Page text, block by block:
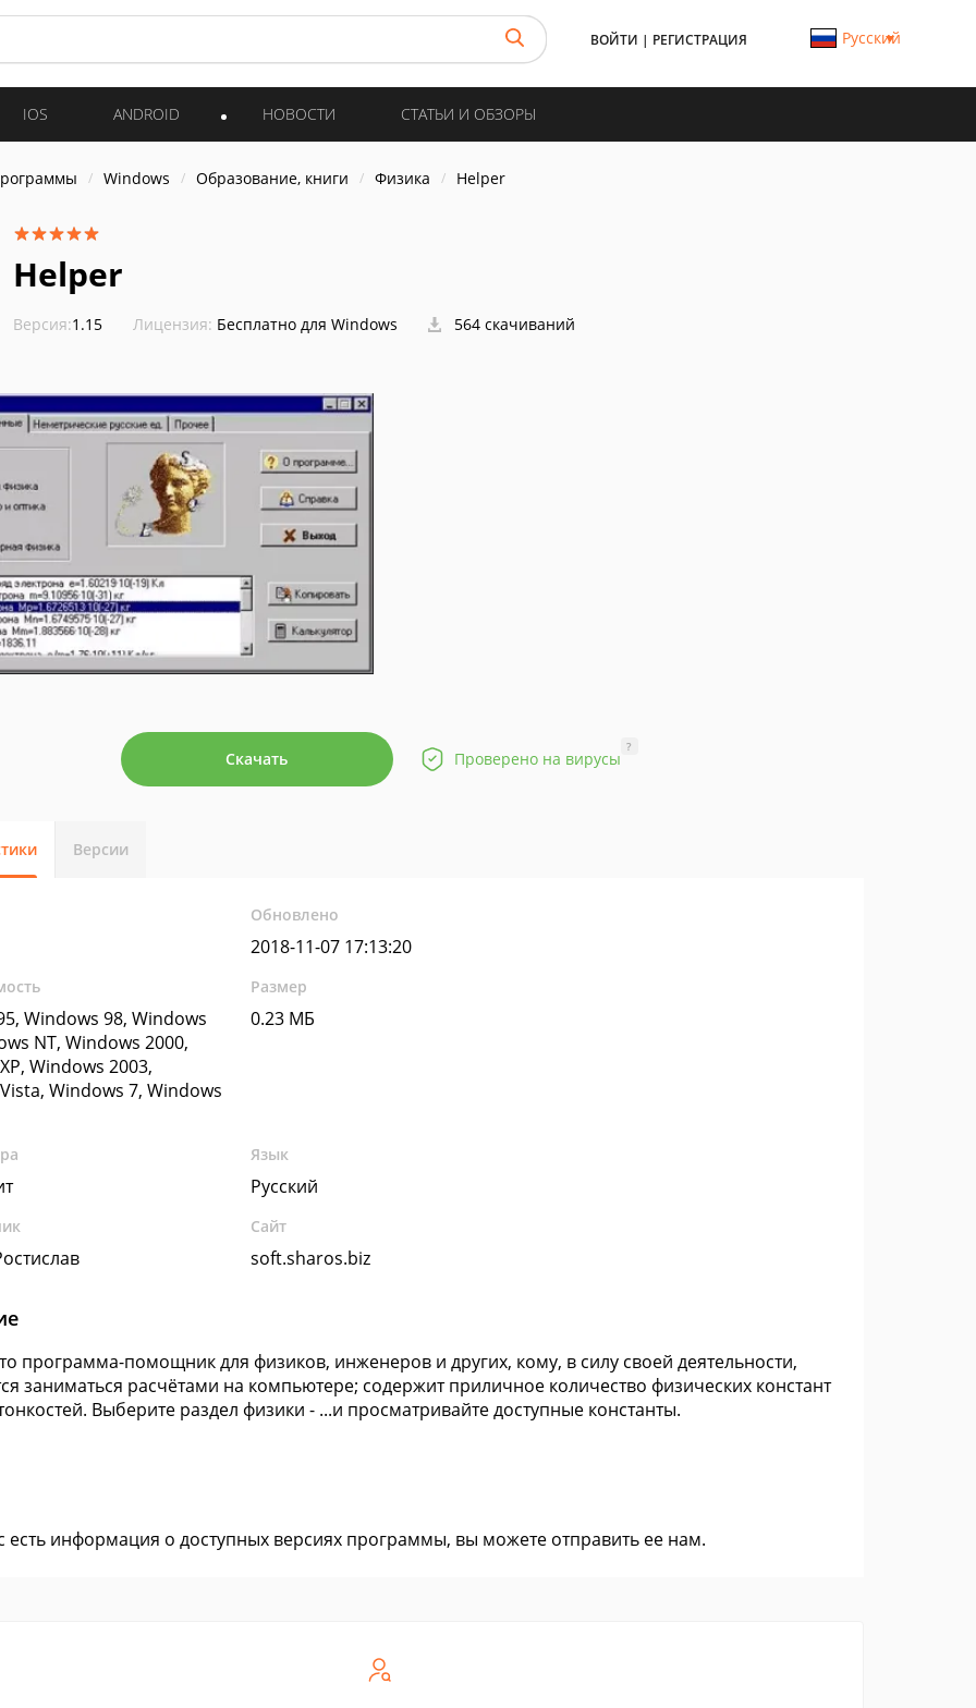
ВОЙТИ | РЕГИСТРАЦИЯ Русский
IOS ANDROID НОВОСТИ СТАТЬИ И ОБЗОРЫ
Windows Образование, книги Физика Helper
Helper
Версия:1.15 Лицензия: Бесплатно для Windows 564 скачиваний
Скачать Проверено на вирусы
?
Версии
Обновлено
2018-11-07 17:13:20
Windows 98, Windows
NT, Windows 2000,
Windows 2003,
Windows 7, Windows
Размер
0.23 МБ
Язык
Русский
Сайт
soft.sharos.biz
программа-помощник для физиков, инженеров и других, кому, в силу своей деятельности,
заниматься расчётами на компьютере; содержит приличное количество физических констант
Выберите раздел физики - ...и просматривайте доступные константы.
есть информация о доступных версиях программы, вы можете отправить ее нам.